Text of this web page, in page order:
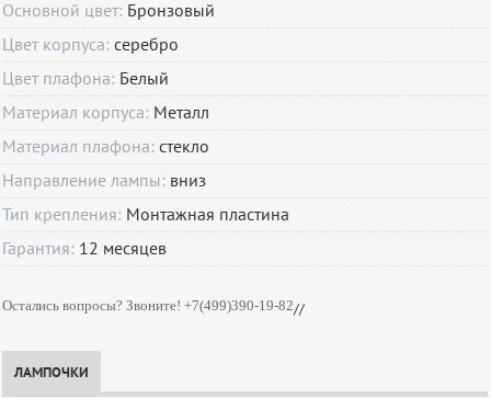
Основной цвет: Бронзовый
Цвет корпуса:серебро
Цвет плафона: Белый
Материал корпуса: Металл
Материал плафона:стекло
Направление лампы: вниз
Тип крепления: Монтажная пластина
Гарантия: 12 месяцев
Остались вопросы? Звоните! +7(499)390-19-82//
ЛАМПОЧКИ